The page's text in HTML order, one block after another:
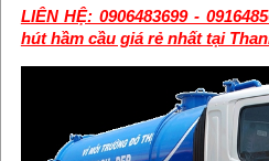
LIÊN HỆ: 0906483699 -
hút hầm cầu giá rẻ nhất tại